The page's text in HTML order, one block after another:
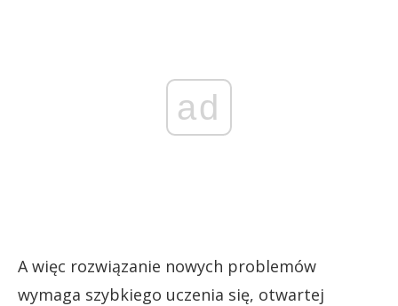
ad
A więc rozwiązanie nowych problemów
wymaga szybkiego uczenia się, otwartej